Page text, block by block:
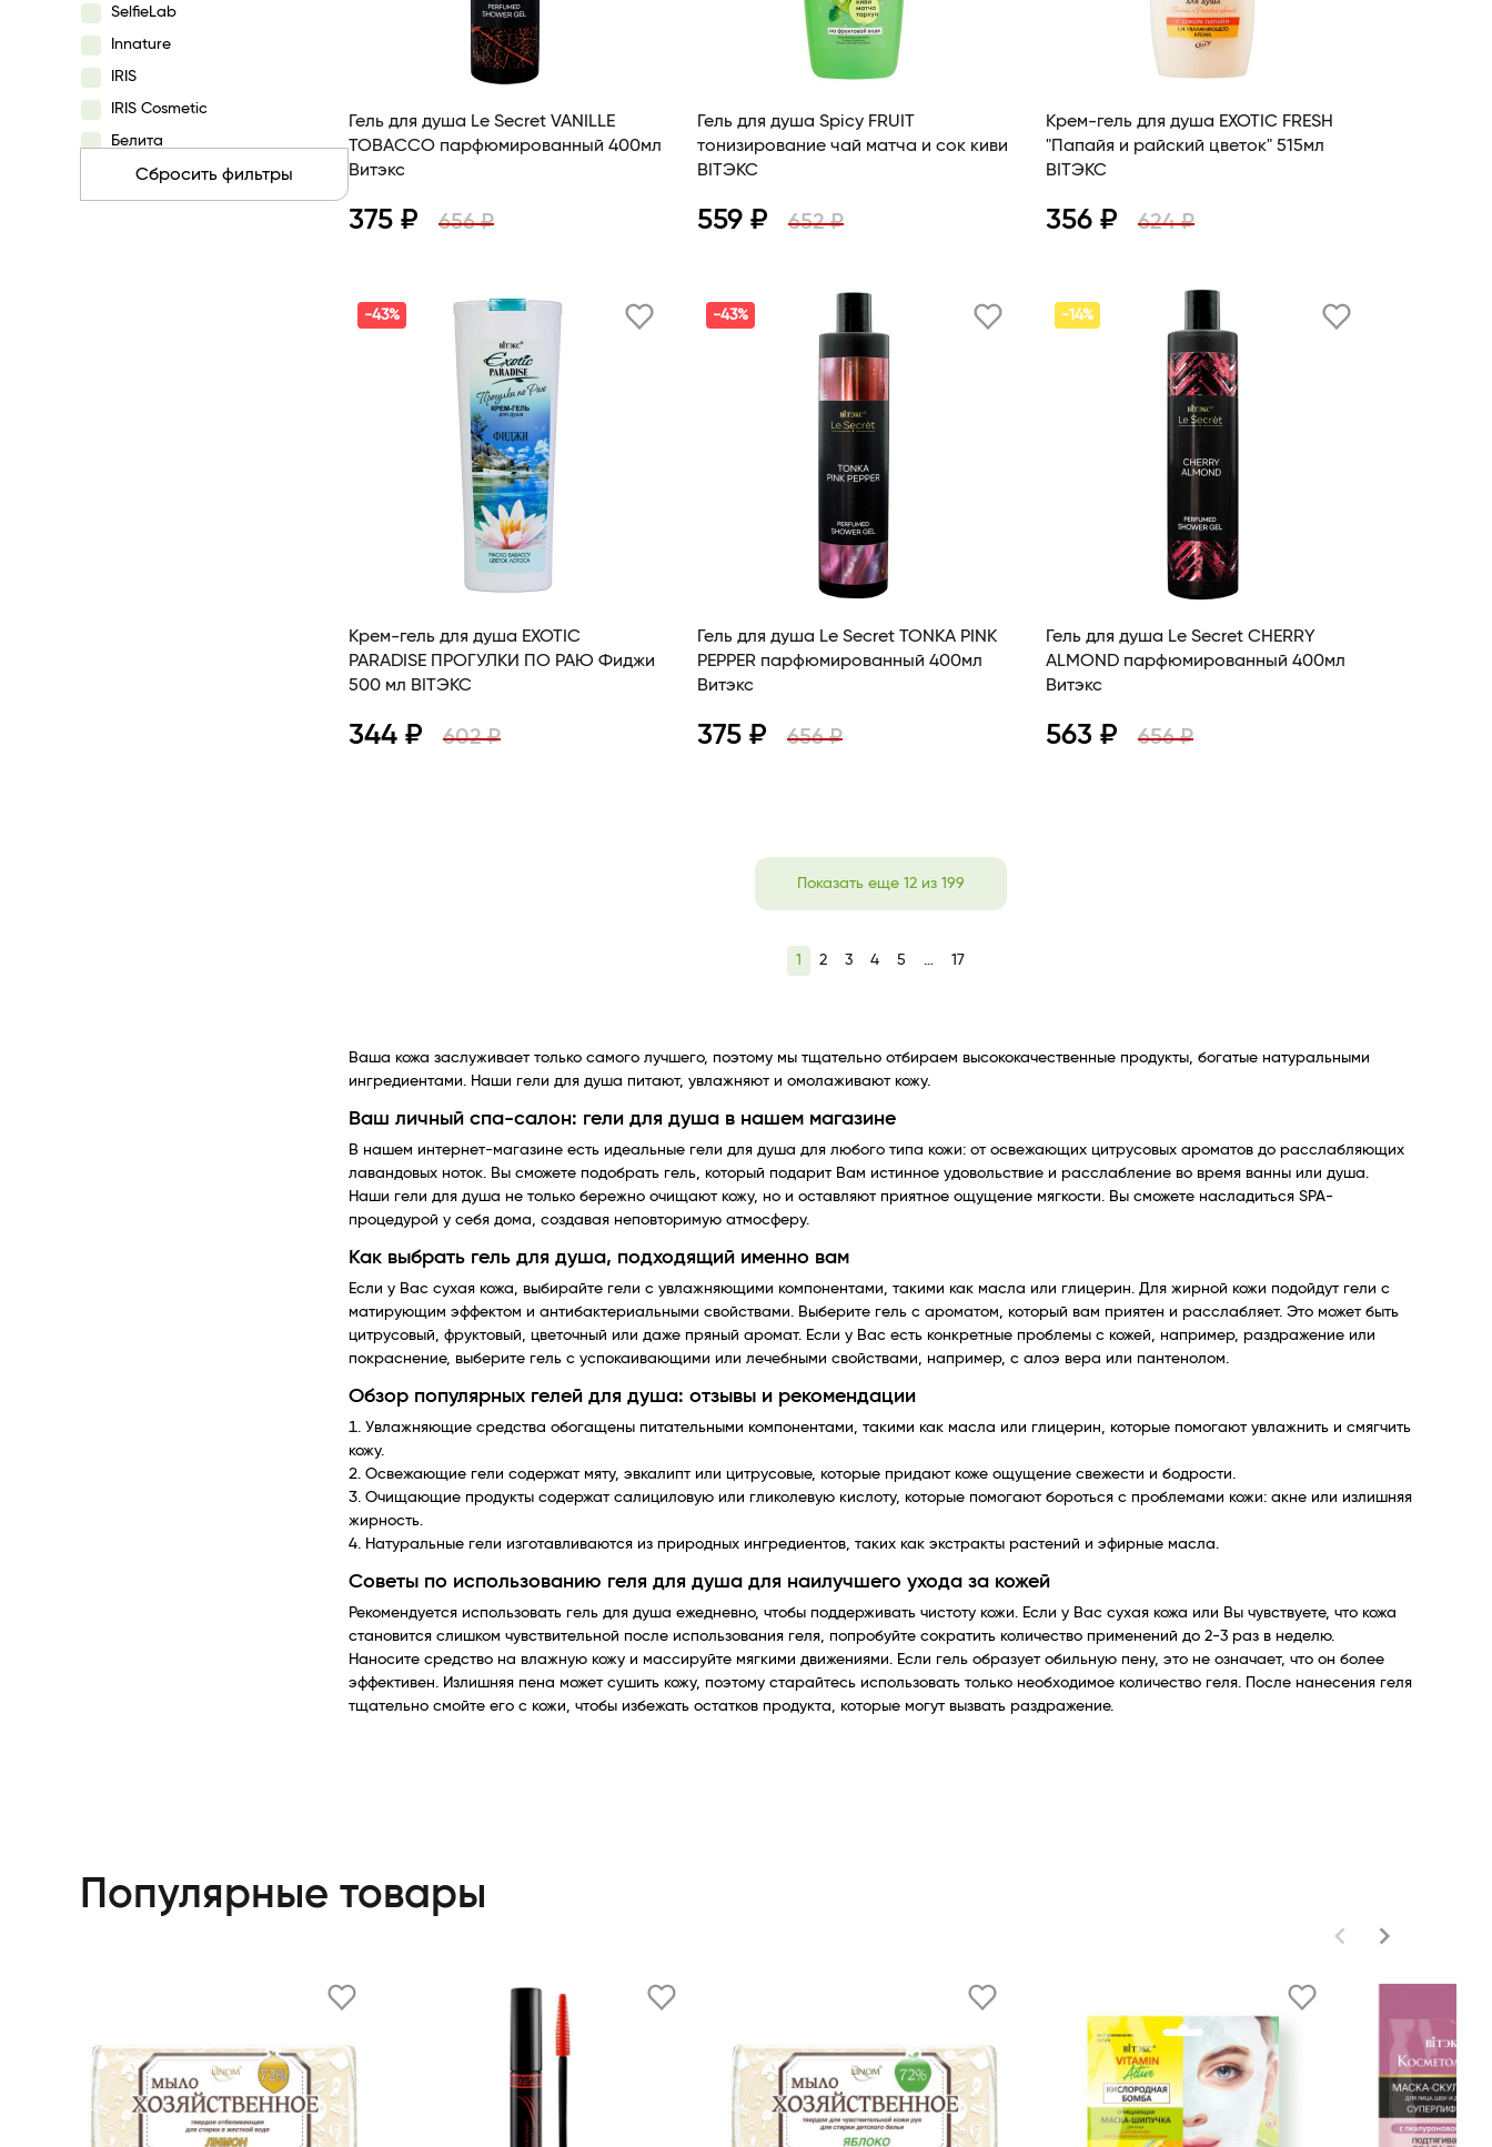
SelfieLab
Innature
IRIS
IRIS Сosmetic
Белита
BITЭКС
Liv Delano
Сбросить фильтры
Гель для душа Le Secret VANILLE
TOBACCO парфюмированный 400мл
Витэкс
375 ₽ 656 ₽
Гель для душа Spicy FRUIT
тонизирование чай матча и сок киви
BITЭКС
559 ₽ 652 ₽
Крем-гель для душа EXOTIC FRESH
"Папайя и райский цветок" 515мл
BITЭКС
356 ₽ 624 ₽
-43%
Крем-гель для душа EXOTIC
PARADISE ПРОГУЛКИ ПО РАЮ Фиджи
500 мл BITЭКС
344 ₽ 602 ₽
-43%
Гель для душа Le Secret TONKA PINK
PEPPER парфюмированный 400мл
Витэкс
375 ₽ 656 ₽
-14%
Гель для душа Le Secret CHERRY
ALMOND парфюмированный 400мл
Витэкс
563 ₽ 656 ₽
Показать еще 12 из 199
1 2 3 4 5 … 17
Ваша кожа заслуживает только самого лучшего, поэтому мы тщательно отбираем высококачественные продукты, богатые натуральными
ингредиентами. Наши гели для душа питают, увлажняют и омолаживают кожу.
Ваш личный спа-салон: гели для душа в нашем магазине
В нашем интернет-магазине есть идеальные гели для душа для любого типа кожи: от освежающих цитрусовых ароматов до расслабляющих
лавандовых ноток. Вы сможете подобрать гель, который подарит Вам истинное удовольствие и расслабление во время ванны или душа.
Наши гели для душа не только бережно очищают кожу, но и оставляют приятное ощущение мягкости. Вы сможете насладиться SPA-
процедурой у себя дома, создавая неповторимую атмосферу.
Как выбрать гель для душа, подходящий именно вам
Если у Вас сухая кожа, выбирайте гели с увлажняющими компонентами, такими как масла или глицерин. Для жирной кожи подойдут гели с
матирующим эффектом и антибактериальными свойствами. Выберите гель с ароматом, который вам приятен и расслабляет. Это может быть
цитрусовый, фруктовый, цветочный или даже пряный аромат. Если у Вас есть конкретные проблемы с кожей, например, раздражение или
покраснение, выберите гель с успокаивающими или лечебными свойствами, например, с алоэ вера или пантенолом.
Обзор популярных гелей для душа: отзывы и рекомендации
Увлажняющие средства обогащены питательными компонентами, такими как масла или глицерин, которые помогают увлажнить и смягчить
кожу.
Освежающие гели содержат мяту, эвкалипт или цитрусовые, которые придают коже ощущение свежести и бодрости.
Очищающие продукты содержат салициловую или гликолевую кислоту, которые помогают бороться с проблемами кожи: акне или излишняя
жирность.
Натуральные гели изготавливаются из природных ингредиентов, таких как экстракты растений и эфирные масла.
Советы по использованию геля для душа для наилучшего ухода за кожей
Рекомендуется использовать гель для душа ежедневно, чтобы поддерживать чистоту кожи. Если у Вас сухая кожа или Вы чувствуете, что кожа
становится слишком чувствительной после использования геля, попробуйте сократить количество применений до 2-3 раз в неделю.
Наносите средство на влажную кожу и массируйте мягкими движениями. Если гель образует обильную пену, это не означает, что он более
эффективен. Излишняя пена может сушить кожу, поэтому старайтесь использовать только необходимое количество геля. После нанесения геля
тщательно смойте его с кожи, чтобы избежать остатков продукта, которые могут вызвать раздражение.
Популярные товары